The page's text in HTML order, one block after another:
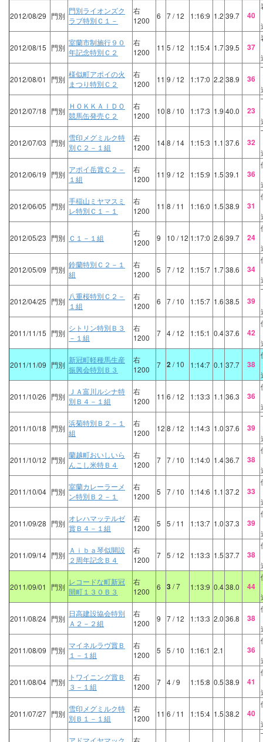
2012/08/29 門別
門別ライオンズク
ラブ特別Ｃ１－
右
1200
6 7/ 12 1:16:9 1.2 39.7 40
2012/08/15 門別
室蘭市制施行９０
年記念特別Ｃ２
右
1200
11 5 / 12 1:15:4 1.739.5 37
2012/08/01 門別
様似町アポイの火
まつり特別Ｃ２
右
1200
11 9 / 12 1:17:0 2.2 38.9 36
2012/07/18 門別
ＨＯＫＫＡＩＤＯ
競馬缶発売Ｃ２
右
1200
10 8 / 10 1:17:3 1.9 40.0 23
2012/07/03 門別
雪印メグミルク特
別Ｃ２－１組
右
1200
148 / 14 1:15:3 1.1 37.6 32
2012/06/19 門別
アポイ岳賞Ｃ２－
１組
右
1200
11 9 / 12 1:15:9 1.5 39.1 36
2012/06/05 門別
手稲山ミヤマスミ
レ特別Ｃ１－１
右
1200
11 8 / 11 1:16:0 1.5 38.9 31
2012/05/23 門別 Ｃ１－１組
右
1200
9 10 / 12 1:17:0 2.6 39.7 24
2012/05/09 門別
鈴蘭特別Ｃ２－１
組
右
1200
5 7/ 12 1:15:7 1.738.6 34
2012/04/25 門別
八重桜特別Ｃ２－
１組
右
1200
6 7/ 10 1:15:7 1.6 38.5 39
2011/11/15 門別
シトリン特別Ｂ３
－１組
右
1200
7 4/ 12 1:15:1 0.437.6 42
2011/11/09 門別
新冠町軽種馬生産
振興会特別Ｂ３
右
1200
7 2/ 10 1:14:7 0.1 37.7 38
2011/10/26 門別
ＪＡ富川ルシナ特
別Ｂ４－１組
右
1200
11 6 / 12 1:13:3 1.1 36.3 36
2011/10/18 門別
浜菊特別Ｂ２－１
組
右
1200
12 8 / 12 1:14:3 1.0 37.6 39
2011/10/12 門別
蘭越町おいしいら
んこし米特Ｂ４
右
1200
7 7/ 10 1:14:0 1.436.7 38
2011/10/04 門別
室蘭カレーラーメ
ン特別Ｂ２－１
右
1200
5 7/ 10 1:14:6 1.1 37.2 33
2011/09/28 門別
オレハマッテルゼ
賞Ｂ４－１組
右
1200
5 5 / 11 1:13:7 1.0 37.3 39
2011/09/14 門別
Ａｉｂａ琴似開設
２周年記念Ｂ４
右
1200
7 5 / 12 1:13:3 1.5 37.7 38
2011/09/01 門別
レコードな町新冠
開町１３０Ｂ３
右
1200
6 3/ 7 1:13:9 0.438.0 44
2011/08/24 門別
日高建設協会特別
Ａ２－２組
右
1200
9 7/ 12 1:13:3 2.0 36.8 38
2011/08/09 門別
マイネルラヴ賞Ｂ
１－１組
右
1200
5 5 / 10 1:16:1 2.1 36
2011/08/04 門別
トワイニング賞Ｂ
３－１組
右
1200
7 4/ 9 1:15:8 0.5 38.9 41
2011/07/27 門別
雪印メグミルク特
別Ｂ１－１組
右
1200
11 6 / 11 1:15:4 1.5 38.2 40